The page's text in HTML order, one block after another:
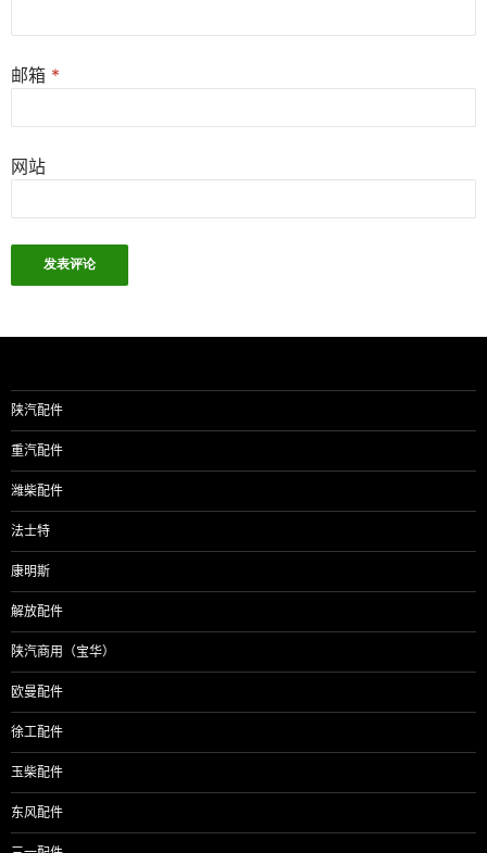
邮箱 *
网站
陕汽配件
重汽配件
潍柴配件
法士特
康明斯
解放配件
陕汽商用（宝华）
欧曼配件
徐工配件
玉柴配件
东风配件